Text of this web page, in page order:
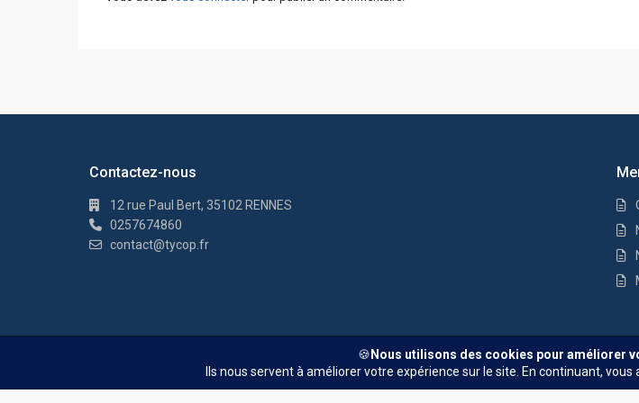
Contactez-nous
12 rue Paul Bert, 35102 RENNES
0257674860
contact@tycop.fr